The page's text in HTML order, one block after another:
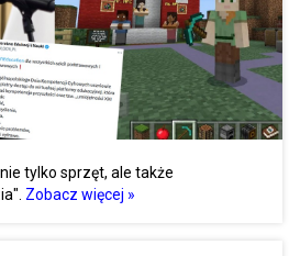
tylko sprzęt, ale także
Zobacz więcej »